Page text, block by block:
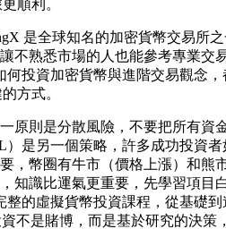
順利。
是全球知名的加密貨幣交易所
熟悉市場的人也能參考專業交
投資加密貨幣與進階交易觀念
方式。
則是分散風險，不要把所有資
另一個策略，許多成功投資者
幣圈有牛市（價格上漲）和
識比運氣更重要，先學習項
的虛擬貨幣投資課程，從基礎
不是賭博，而是基於研究的決策